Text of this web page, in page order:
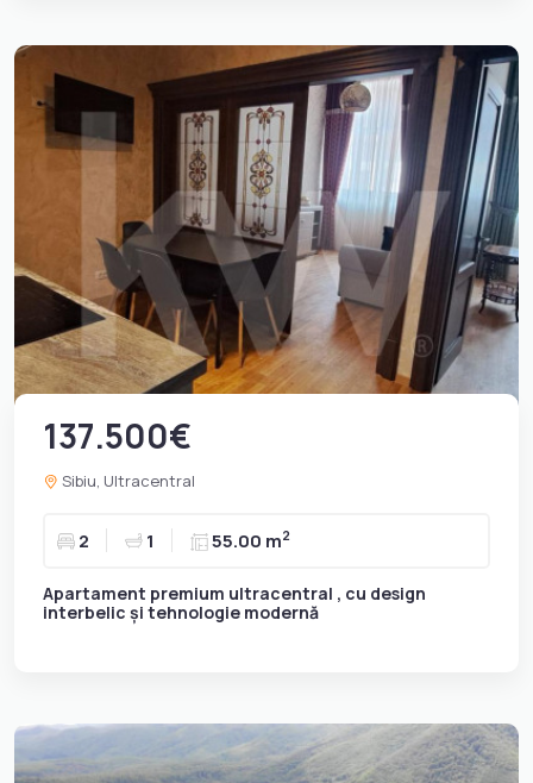
137.500€
Sibiu, Ultracentral
2 1 55.00 m2
Apartament premium ultracentral , cu design
interbelic și tehnologie modernă